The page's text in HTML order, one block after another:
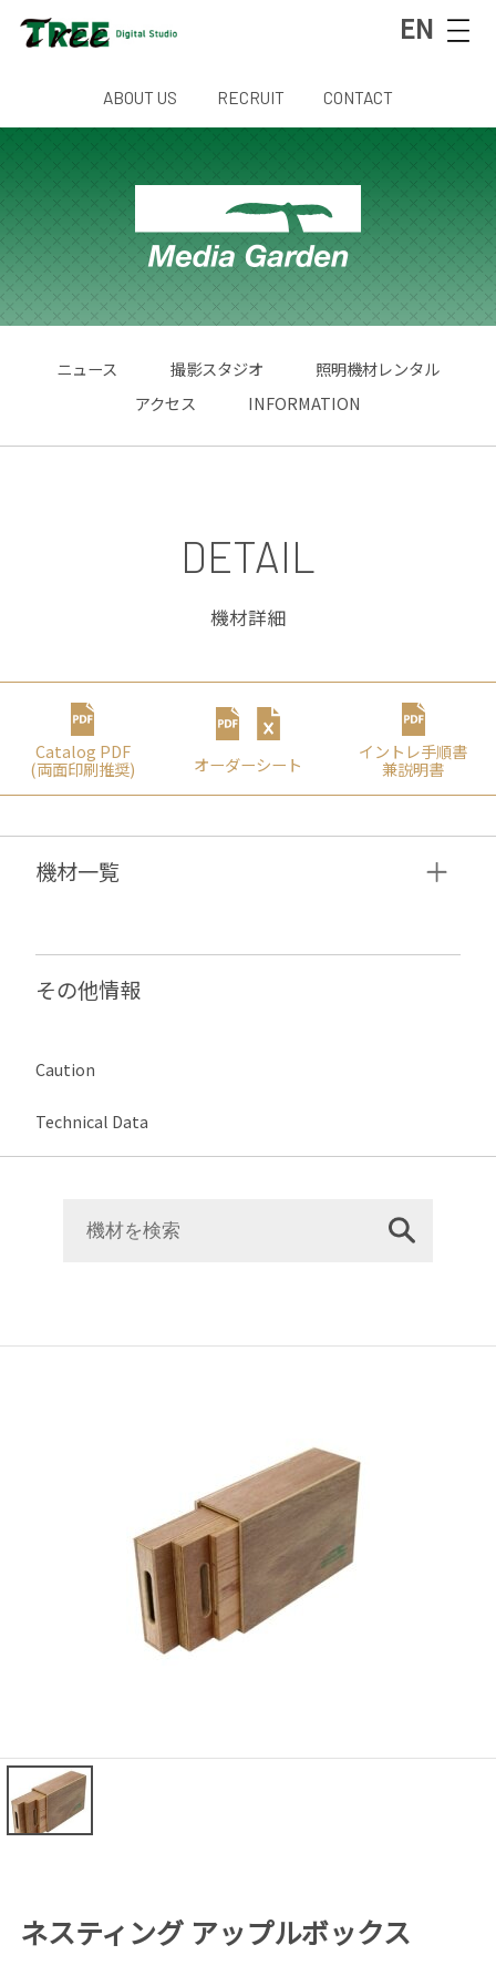
EN
ABOUT US RECRUIT CONTACT
ニュース 撮影スタジオ
照明機材レンタル
アクセス
INFORMATION
DETAIL
機材詳細
Catalog PDF
(両⾯印刷推奨) オーダーシート
イントレ⼿順書
兼説明書
機材⼀覧
その他情報
Caution
Technical Data
ネスティング アップルボックス